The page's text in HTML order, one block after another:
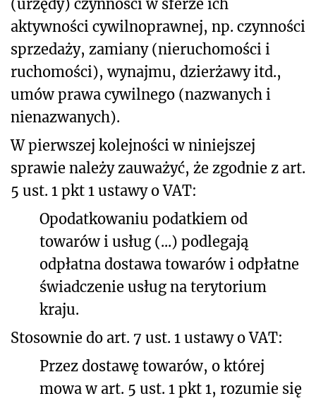
(urzędy) czynności w sferze ich
aktywności cywilnoprawnej, np. czynności
sprzedaży, zamiany (nieruchomości i
ruchomości), wynajmu, dzierżawy itd.,
umów prawa cywilnego (nazwanych i
nienazwanych).
W pierwszej kolejności w niniejszej
sprawie należy zauważyć, że zgodnie z art.
5 ust. 1 pkt 1 ustawy o VAT:
Opodatkowaniu podatkiem od
towarów i usług (...) podlegają
odpłatna dostawa towarów i odpłatne
świadczenie usług na terytorium
kraju.
Stosownie do art. 7 ust. 1 ustawy o VAT:
Przez dostawę towarów, o której
mowa w art. 5 ust. 1 pkt 1, rozumie się